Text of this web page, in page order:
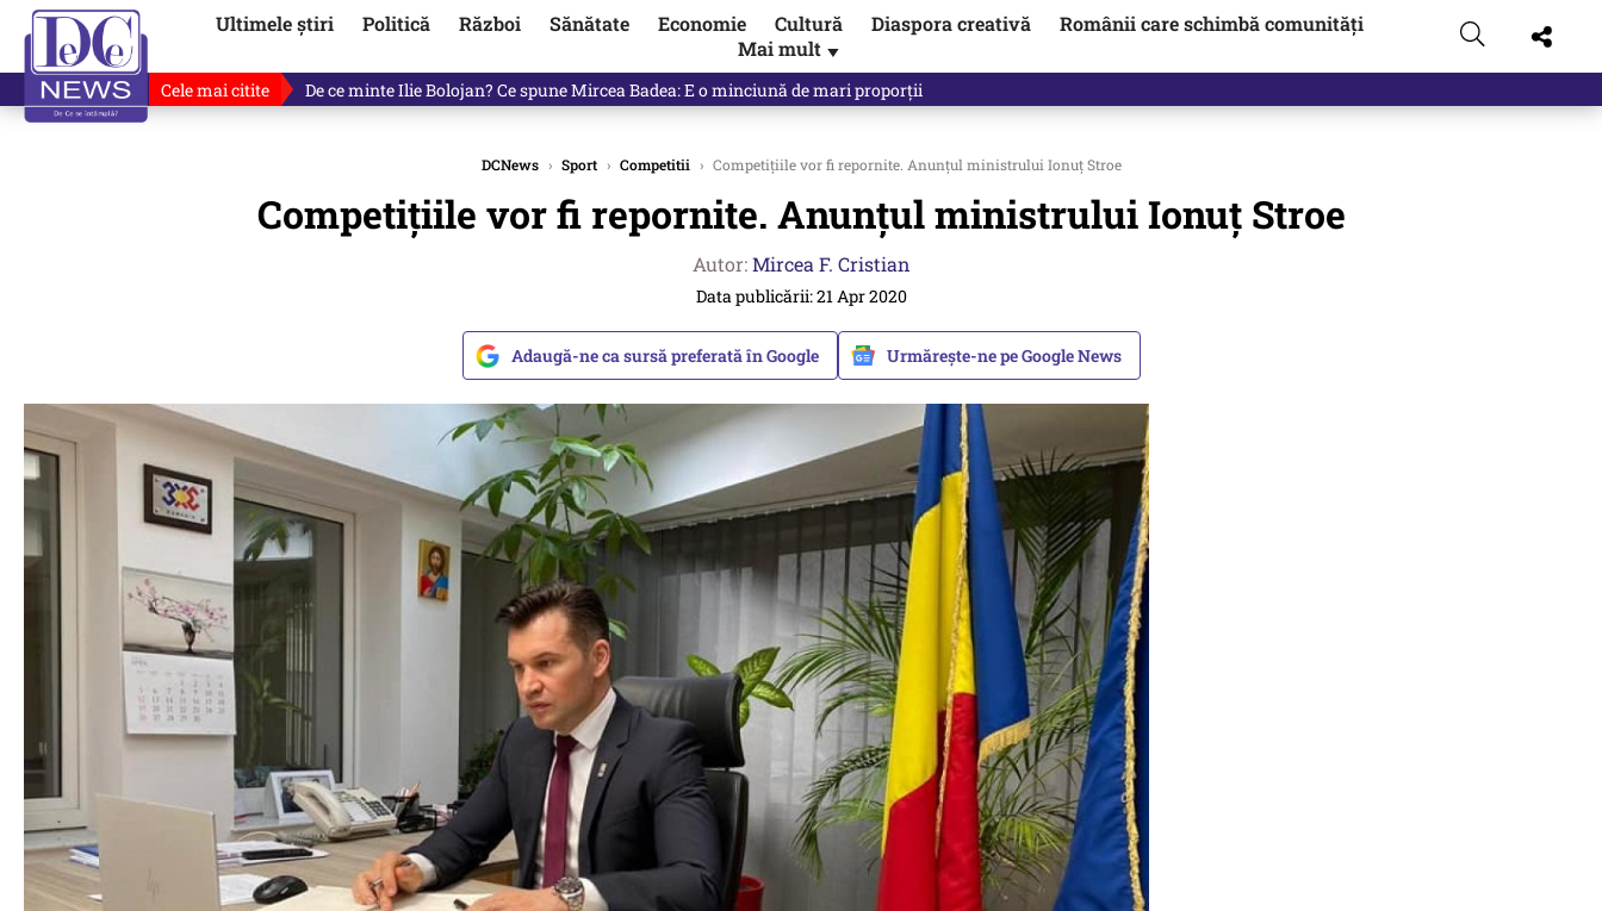
Ultimele știri Politică Război Sănătate Economie Cultură Diaspora creativă
Românii care schimbă comunități
Mai mult ▼
Cele mai citite De ce a mințit Ilie Bolojan? Victor Ponta ne dă răspunsul
DCNews › Sport › Competitii › Competițiile vor fi repornite. Anunțul ministrului Ionuț Stroe
Competițiile vor fi repornite. Anunțul ministrului Ionuț Stroe
Autor:Mircea F. Cristian
Data publicării: 21 Apr 2020
Adaugă-ne ca sursă preferată în Google Urmărește-ne pe Google News